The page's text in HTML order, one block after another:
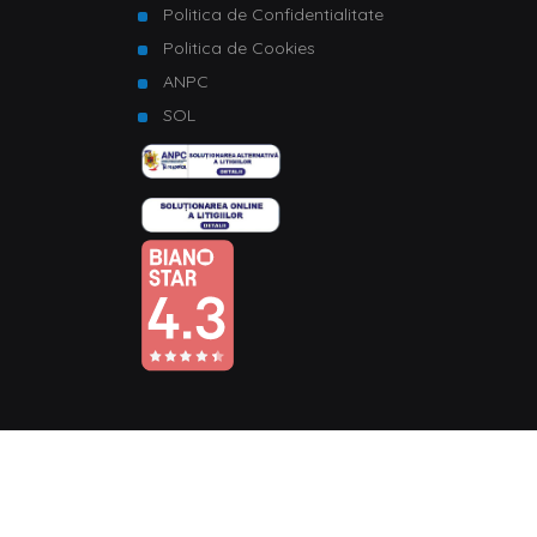
Politica de Confidentialitate
Politica de Cookies
ANPC
SOL